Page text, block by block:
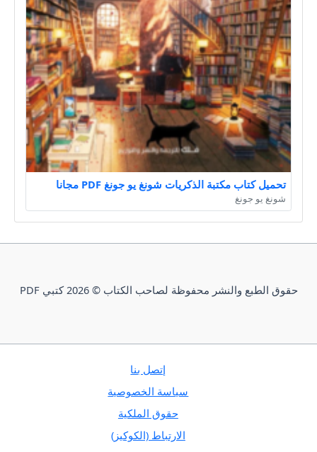
تحميل كتاب مكتبة الذكريات شونغ يو جونغ PDF مجانا
شونغ يو جونغ
حقوق الطبع والنشر محفوظة لصاحب الكتاب © 2026 كتبي PDF
إتصل بنا
سياسة الخصوصية
حقوق الملكية
الارتباط (الكوكيز)